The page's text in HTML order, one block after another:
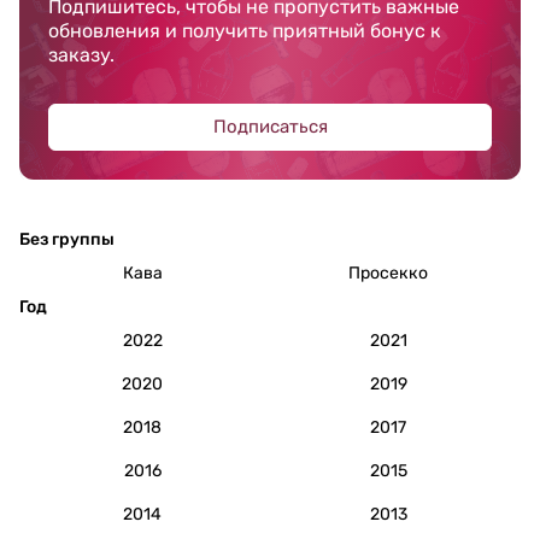
Подпишитесь, чтобы не пропустить важные
обновления и получить приятный бонус к
заказу.
Подписаться
Без группы
Кава
Просекко
Год
2022
2021
2020 2019
2018 2017
2016 2015
2014 2013